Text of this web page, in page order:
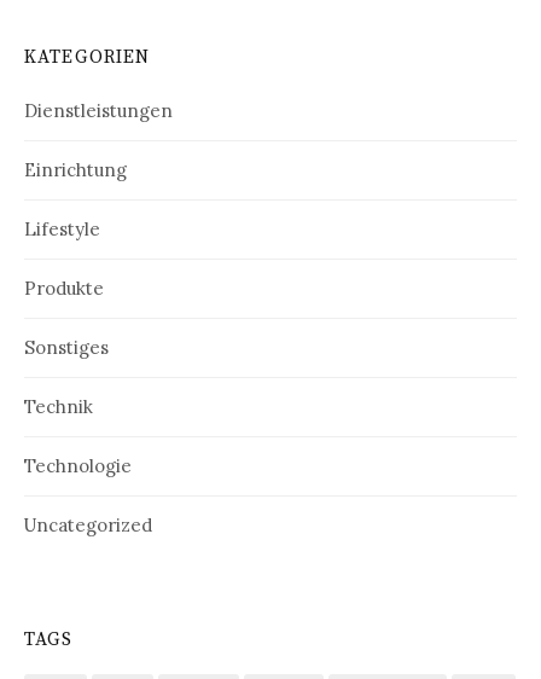
KATEGORIEN
Dienstleistungen
Einrichtung
Lifestyle
Produkte
Sonstiges
Technik
Technologie
Uncategorized
TAGS